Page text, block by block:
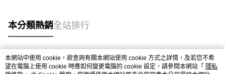
本分類熱銷全站排行
熱門標籤
本網站中使用 cookie，欲查詢有關本網站使用 cookie 方式之詳情，及若您不希
望在電腦上使用 cookie 時應如何變更電腦的 cookie 設定，請參閱本網站「 隱私